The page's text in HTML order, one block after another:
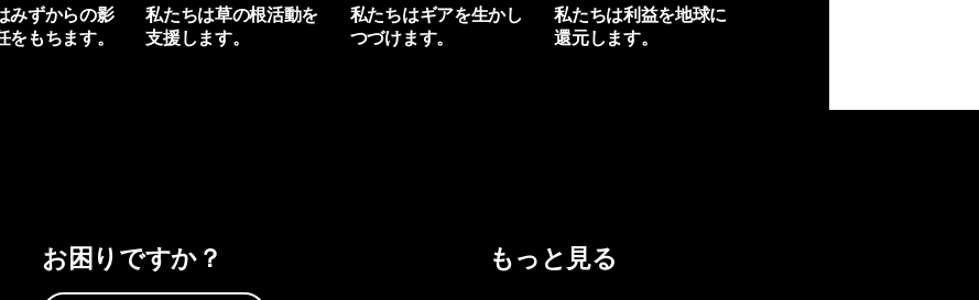
みずからの影
をもちます。
私たちは草の根活動を
支援します。
私たちはギアを生かし
つづけます。
私たちは利益を地球に
還元します。
お困りですか？ もっと見る